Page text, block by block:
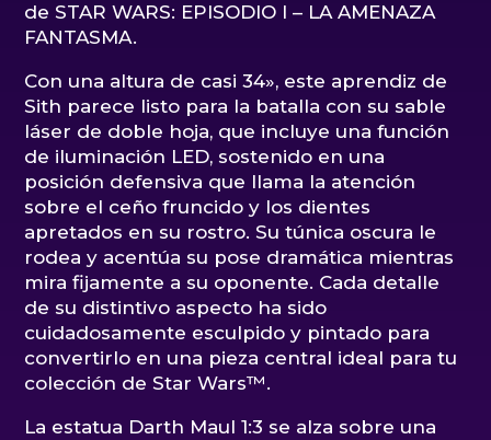
de STAR WARS: EPISODIO I – LA AMENAZA
FANTASMA.
Con una altura de casi 34», este aprendiz de
Sith parece listo para la batalla con su sable
láser de doble hoja, que incluye una función
de iluminación LED, sostenido en una
posición defensiva que llama la atención
sobre el ceño fruncido y los dientes
apretados en su rostro. Su túnica oscura le
rodea y acentúa su pose dramática mientras
mira fijamente a su oponente. Cada detalle
de su distintivo aspecto ha sido
cuidadosamente esculpido y pintado para
convertirlo en una pieza central ideal para tu
colección de Star Wars™.
La estatua Darth Maul 1:3 se alza sobre una